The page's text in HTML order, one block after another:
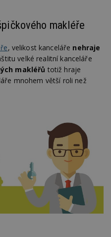
makléře
, velikost kanceláře nehraje
velké realitní kanceláře
makléřů totiž hraje
mnohem větší roli než